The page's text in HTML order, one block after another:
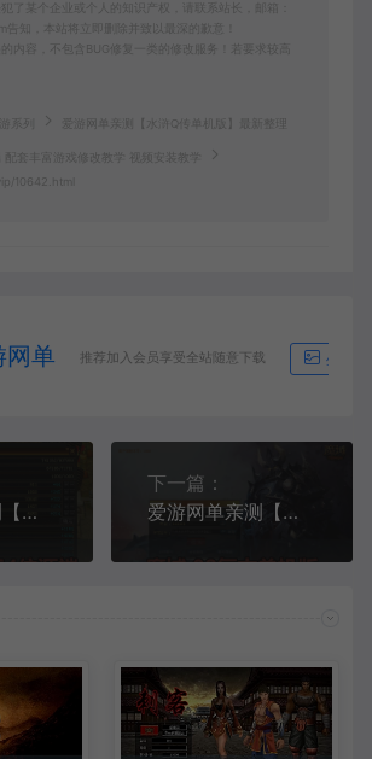
了某个企业或个人的知识产权，请联系站长，邮箱：
告知，本站将立即删除并致以最深的歉意！
内容，不包含BUG修复一类的修改服务！若要求较高
游系列 爱游网单亲测【水浒Q传单机版】最新整理
配套丰富游戏修改教学 视频安装教学
10642.html
网单 推荐加入会员享受全站随意下载 生成海
爱游网单亲测【天龙八部单机版】最新整理怀旧64位源端洛洛1.9 带GM工具 视频安装教学 虚拟机一键端
下一篇：
爱游网单亲测【魔域单机版】最新整理怀旧08复古倾城之恋端 完善修复版 带多功能GM后台 解压一键端 视频安装教学